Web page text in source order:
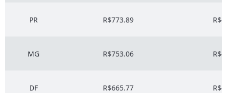
PR R$773.89
MG R$753.06
DF R$665.77